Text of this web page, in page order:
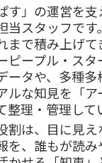
す」の運営を支
当スタッフです
まで積み上げて
ピープル・ス
ータや、多種多
ルな知見を「ア
整理・管理して
割は、目に見
を、誰もが読み